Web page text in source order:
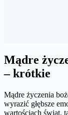
Mądre
– krótkie
Mądre życzenia
wyrazić głębsze
wartościach świąt,